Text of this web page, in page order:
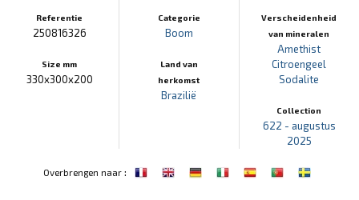
Referentie
250816326
Size mm
330x300x200
Categorie
Boom
Land van
herkomst
Brazilië
Verscheidenheid
van mineralen
Amethist
Citroengeel
Sodalite
Collection
622 - augustus
2025
Overbrengen naar: